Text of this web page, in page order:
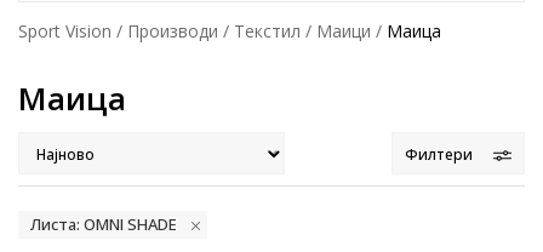
Sport Vision Производи Текстил Маици Маица
Маица
Филтери
Листа: OMNI SHADE